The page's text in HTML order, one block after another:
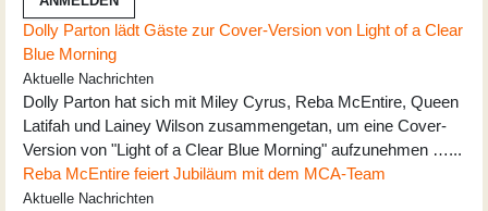
Dolly Parton lädt Gäste zur Cover-Version von Light of a Clear
Blue Morning
Aktuelle Nachrichten
Dolly Parton hat sich mit Miley Cyrus, Reba McEntire, Queen
Latifah und Lainey Wilson zusammengetan, um eine Cover-
Version von "Light of a Clear Blue Morning" aufzunehmen …...
Reba McEntire feiert Jubiläum mit dem MCA-Team
Aktuelle Nachrichten